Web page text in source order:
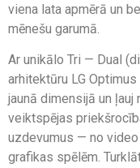
viena lata apmērā un
mēnešu garumā.
Ar unikālo Tri — Dual
arhitektūru LG
jaunā dimensijā un
veiktspējas
uzdevumus — no
grafikas spēlēm.